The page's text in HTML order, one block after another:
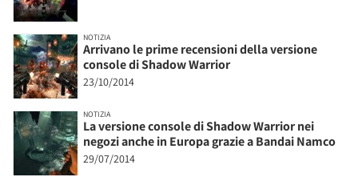
NOTIZIA
Arrivano le prime recensioni della versione
console di Shadow Warrior
23/10/2014
NOTIZIA
La versione console di Shadow Warrior nei
negozi anche in Europa grazie a Bandai Namco
29/07/2014